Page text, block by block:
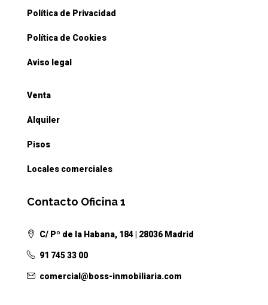
Política de Privacidad
Política de Cookies
Aviso legal
Venta
Alquiler
Pisos
Locales comerciales
Contacto Oficina 1
C/ Pº de la Habana, 184 | 28036 Madrid
91 745 33 00
comercial@boss-inmobiliaria.com